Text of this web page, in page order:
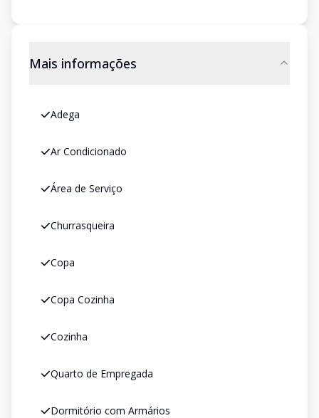
Mais informações
Adega
Ar Condicionado
Área de Serviço
Churrasqueira
Copa
Copa Cozinha
Cozinha
Quarto de Empregada
Dormitório com Armários